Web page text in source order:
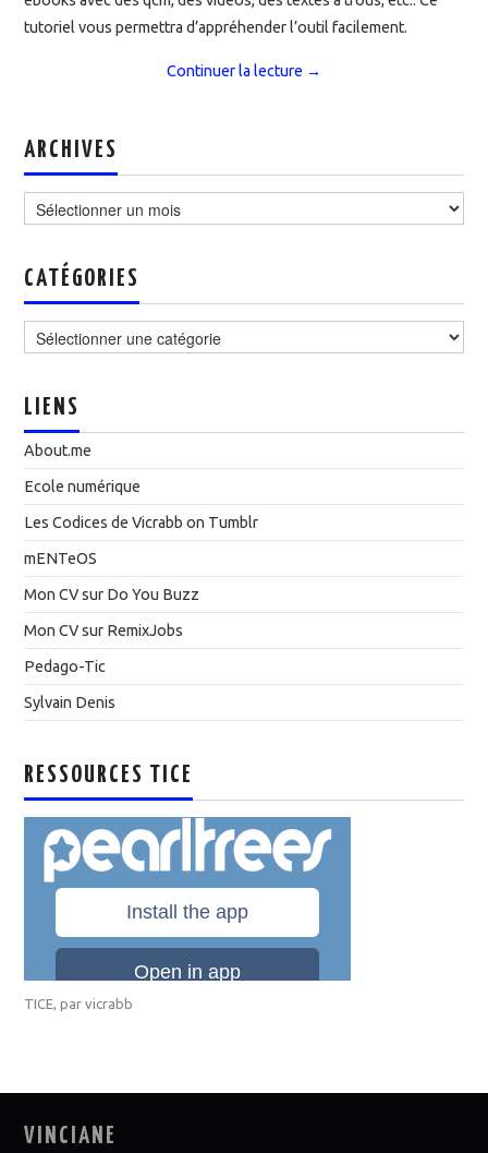
tutoriel vous permettra d’appréhender l’outil facilement.
Continuer la lecture →
ARCHIVES
CATÉGORIES
LIENS
About.me
Ecole numérique
Les Codices de Vicrabb on Tumblr
mENTeOS
Mon CV sur Do You Buzz
Mon CV sur RemixJobs
Pedago-Tic
Sylvain Denis
RESSOURCES TICE
TICE, parvicrabb
VINCIANE